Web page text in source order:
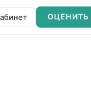
ОЦЕНИТЬ